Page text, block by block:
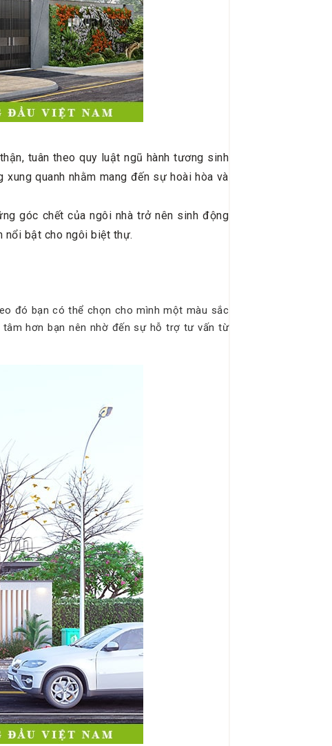
tuân theo quy luật ngũ hành tương sinh
quanh nhằm mang đến sự hoài hòa và
góc chết của ngôi nhà trở nên sinh động
nổi bật cho ngôi biệt thự.
đó bạn có thể chọn cho mình một màu sắc
hơn bạn nên nhờ đến sự hỗ trợ tư vấn từ